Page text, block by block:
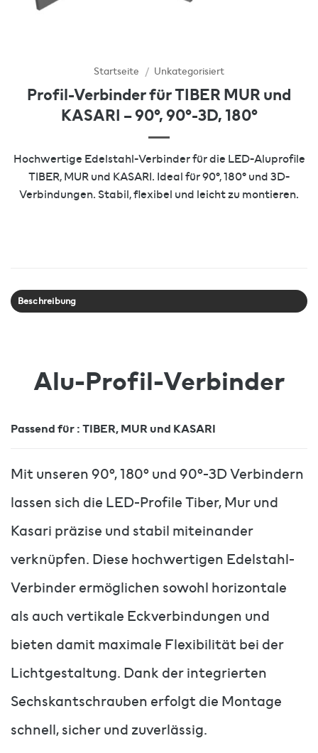
Startseite / Unkategorisiert
Profil-Verbinder für TIBER MUR und
KASARI – 90°, 90°-3D, 180°
Hochwertige Edelstahl-Verbinder für die LED-Aluprofile
TIBER, MUR und KASARI. Ideal für 90°, 180° und 3D-
Verbindungen. Stabil, flexibel und leicht zu montieren.
Beschreibung
Alu-Profil-Verbinder
Passend für : TIBER, MUR und KASARI
Mit unseren 90°, 180° und 90°-3D Verbindern
lassen sich die LED-Profile Tiber, Mur und
Kasari präzise und stabil miteinander
verknüpfen. Diese hochwertigen Edelstahl-
Verbinder ermöglichen sowohl horizontale
als auch vertikale Eckverbindungen und
bieten damit maximale Flexibilität bei der
Lichtgestaltung. Dank der integrierten
Sechskantschrauben erfolgt die Montage
schnell, sicher und zuverlässig.